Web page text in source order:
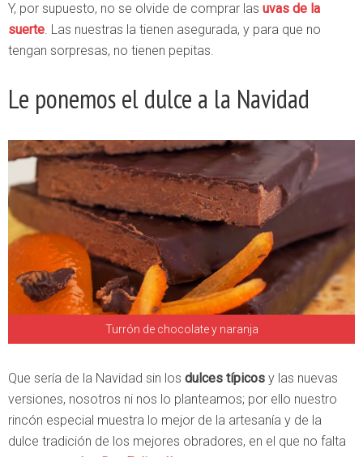
Y, por supuesto, no se olvide de comprar las uvas de la
suerte. Las nuestras la tienen asegurada, y para que no
tengan sorpresas, no tienen pepitas.
Le ponemos el dulce a la Navidad
Turrón de chocolate y naranja
Que sería de la Navidad sin los dulces típicos y las nuevas
versiones, nosotros ni nos lo planteamos; por ello nuestro
rincón especial muestra lo mejor de la artesanía y de la
dulce tradición de los mejores obradores, en el que no falta